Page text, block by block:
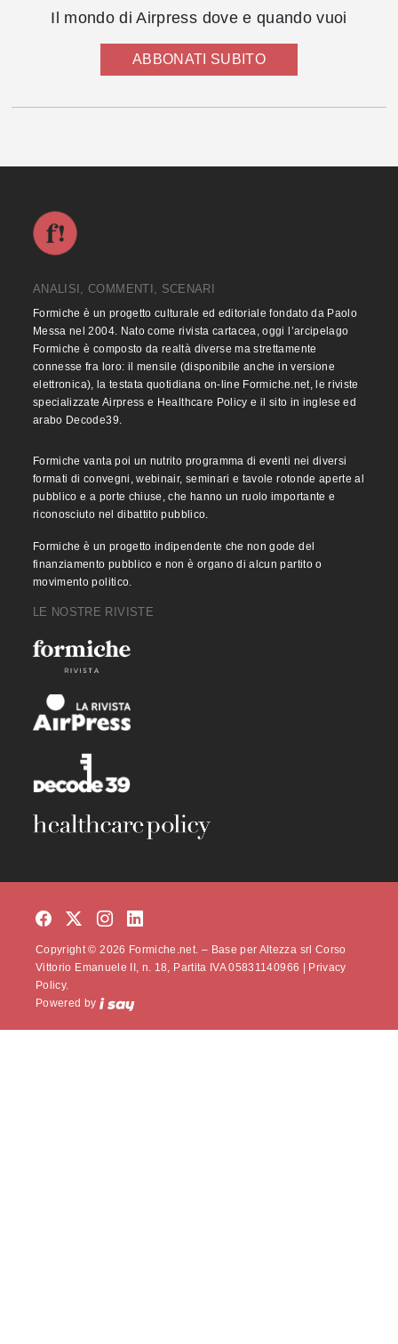
Il mondo di Airpress dove e quando vuoi
ABBONATI SUBITO
ANALISI, COMMENTI, SCENARI
Formiche è un progetto culturale ed editoriale fondato da Paolo
Messa nel 2004. Nato come rivista cartacea, oggi l’arcipelago
Formiche è composto da realtà diverse ma strettamente
connesse fra loro: il mensile (disponibile anche in versione
elettronica), la testata quotidiana on-line Formiche.net, le riviste
specializzate Airpress e Healthcare Policy e il sito in inglese ed
arabo Decode39.
Formiche vanta poi un nutrito programma di eventi nei diversi
formati di convegni, webinair, seminari e tavole rotonde aperte al
pubblico e a porte chiuse, che hanno un ruolo importante e
riconosciuto nel dibattito pubblico.
Formiche è un progetto indipendente che non gode del
finanziamento pubblico e non è organo di alcun partito o
movimento politico.
LE NOSTRE RIVISTE
Copyright © 2026 Formiche.net. – Base per Altezza srl Corso
Vittorio Emanuele II, n. 18, Partita IVA 05831140966 |
Privacy
Policy.
Powered by